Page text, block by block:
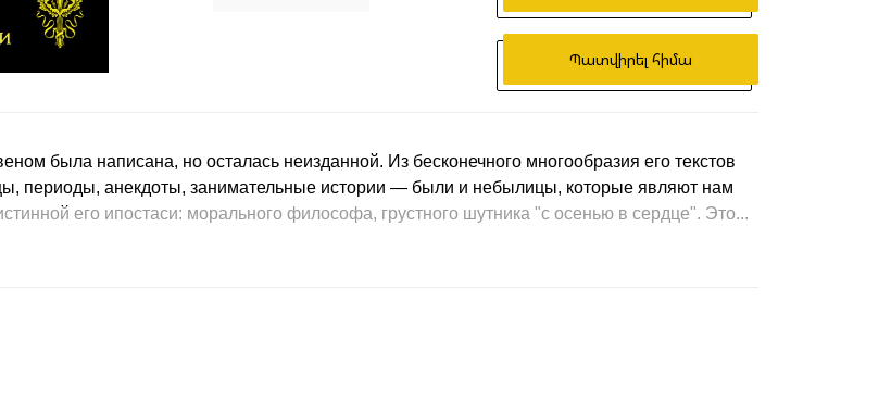
Պատվիրել հիմա
была написана, но осталась неизданной. Из бесконечного многообразия его текстов
периоды, анекдоты, занимательные истории — были и небылицы, которые являют нам
его ипостаси: морального философа, грустного шутника "с осенью в сердце". Это...